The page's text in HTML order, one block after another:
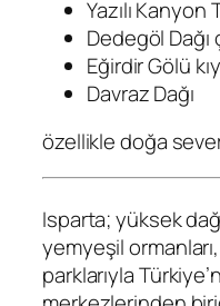
Yazılı Kanyon
Dedegöl Dağı
Eğirdir Gölü
Davraz Dağı
özellikle doğa
Isparta; yüksek
yemyeşil
parklarıyla